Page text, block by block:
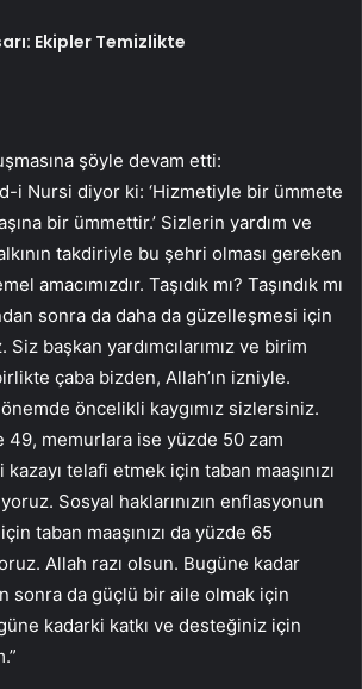
Ekipler Temizlikte
şöyle devam etti:
i Nursi diyor ki: ‘Hizmetiyle bir ümmete
bir ümmettir.’ Sizlerin yardım ve
takdiriyle bu şehri olması gereken
amacımızdır. Taşıdık mı? Taşındık mı
sonra da daha da güzelleşmesi için
başkan yardımcılarımız ve birim
çaba bizden, Allah’ın izniyle.
öncelikli kaygımız sizlersiniz.
49, memurlara ise yüzde 50 zam
kazayı telafi etmek için taban maaşınızı
Sosyal haklarınızın enflasyonun
taban maaşınızı da yüzde 65
Allah razı olsun. Bugüne kadar
sonra da güçlü bir aile olmak için
kadarki katkı ve desteğiniz için